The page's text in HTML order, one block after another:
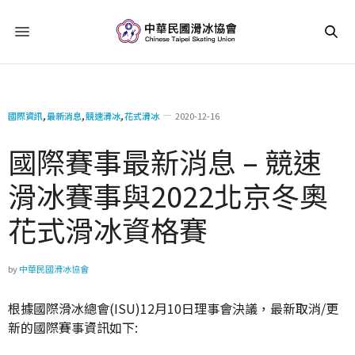
國際資訊,最新消息,競速滑冰,花式滑冰 2020-12-16
國際賽事最新消息 – 競速
滑冰賽事與2022北京冬奧
花式滑冰資格賽
by中華民國滑冰協會
根據國際滑冰總會(ISU)12月10日理事會決議，最新取消/更
新的國際賽事資訊如下: